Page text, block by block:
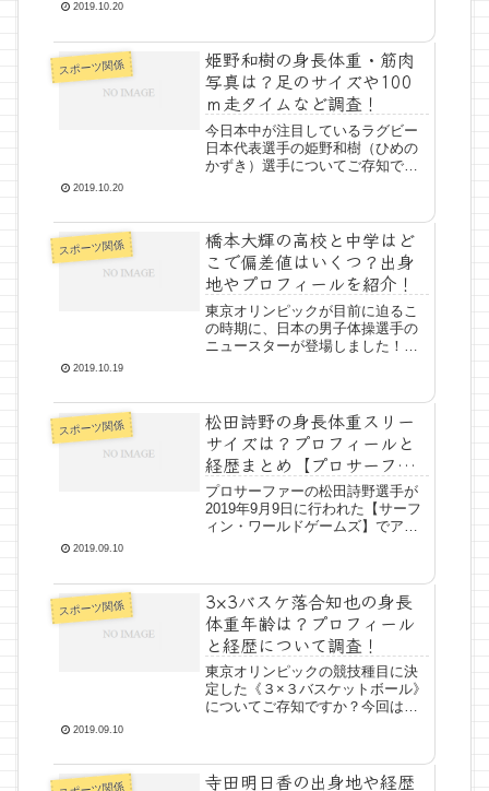
と偏差値は？出身高校と大学・卒
アル写真について調査しました！
地...
2019.10.20
スポーツ関係
姫野和樹の身長体重・筋肉
写真は？足のサイズや100
ｍ走タイムなど調査！
今日本中が注目しているラグビー
日本代表選手の姫野和樹（ひめの
かずき）選手についてご存知です
られるくらい、現在の日本代表チ
ームでは欠かせない戦力の主要
メ...
2019.10.20
スポーツ関係
橋本大輝の高校と中学はど
こで偏差値はいくつ？出身
地やプロフィールを紹介！
東京オリンピックが目前に迫るこ
の時期に、日本の男子体操選手の
ニュースターが登場しました！橋
る橋本選手が在籍している高校や
出身中学はどこなのか・偏差値...
2019.10.19
スポーツ関係
松田詩野の身長体重スリー
サイズは？プロフィールと
経歴まとめ【プロサーファ
ー】
プロサーファーの松田詩野選手が
2019年9月9日に行われた【サーフ
ィン・ワールドゲームズ】でアジ
へ】サーフィンのワールドゲーム
ズ（ＷＧ）で、１７歳の松...
2019.09.10
スポーツ関係
3×3バスケ落合知也の身長
体重年齢は？プロフィール
と経歴について調査！
東京オリンピックの競技種目に決
定した《３×３バスケットボール》
についてご存知ですか？今回は、
プロフィールと経歴・意外なこだ
2019.09.10
寺田明日香の出身地や経歴